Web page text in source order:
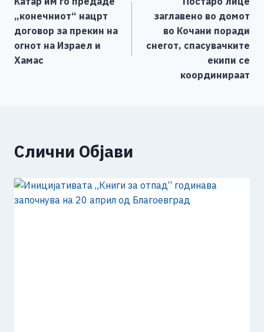
o
o
k
g
er
n
k
на
напис
„конечниот“ нацрт
договор за прекин на
огнот на Израел и
Хамас
заглавено во домот
во Кочани поради
снегот, спасувачките
екипи се
координираат
Слични Објави